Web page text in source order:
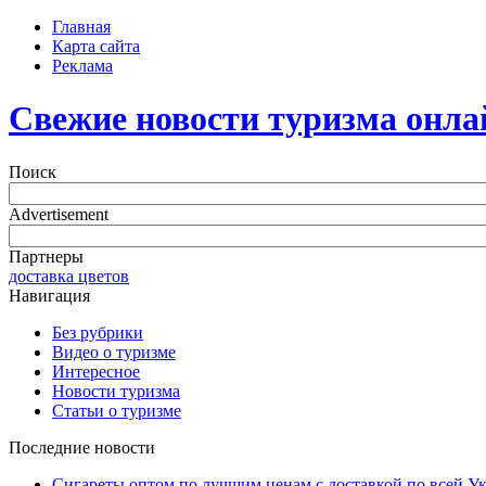
Главная
Карта сайта
Реклама
Свежие новости туризма
Поиск
Advertisement
Партнеры
доставка цветов
Навигация
Без рубрики
Видео о туризме
Интересное
Новости туризма
Статьи о туризме
Последние новости